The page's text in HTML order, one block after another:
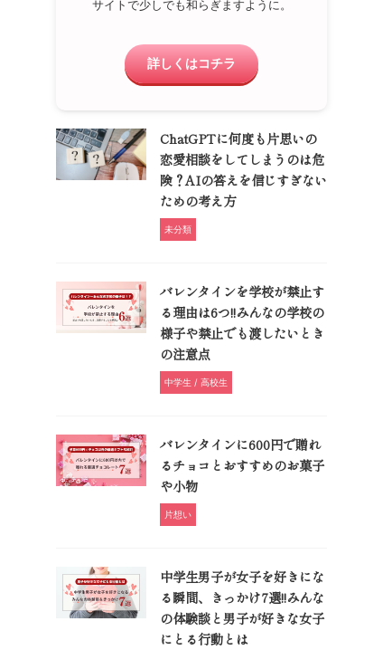
サイトで少しでも和らぎますように。
詳しくはコチラ
ChatGPTに何度も片思いの
恋愛相談をしてしまうのは危
険？AIの答えを信じすぎない
ための考え方
未分類
バレンタインを学校が禁止す
る理由は6つ!!みんなの学校の
様子や禁止でも渡したいとき
の注意点
中学生 / 高校生
バレンタインに600円で贈れ
るチョコとおすすめのお菓子
や小物
片想い
中学生男子が女子を好きにな
る瞬間、きっかけ7選!!みんな
の体験談と男子が好きな女子
にとる行動とは